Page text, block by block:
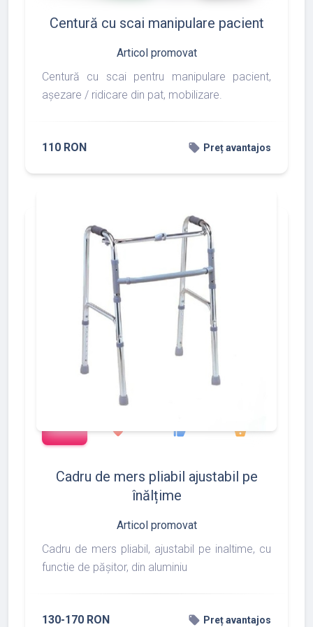
Centură cu scai manipulare pacient
Articol promovat
Centură cu scai pentru manipulare pacient,
așezare / ridicare din pat, mobilizare.
110 RON local_offer Preț avantajos
favorite thumb_up shopping_basket
Cadru de mers pliabil ajustabil pe
înălțime
Articol promovat
Cadru de mers pliabil, ajustabil pe inaltime, cu
functie de pășitor, din aluminiu
130-170 RON local_offer Preț avantajos